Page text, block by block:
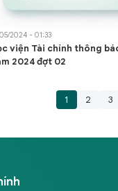
2024 - 01:33
viện Tài chính thông
2024 đợt 02
1 2 3